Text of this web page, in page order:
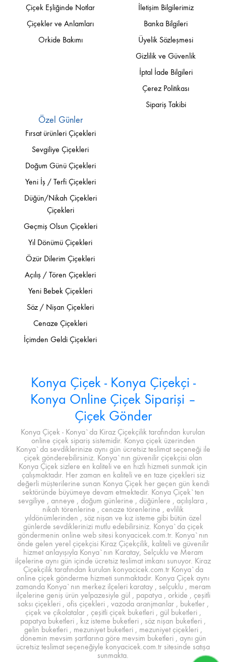
Çiçek Eşliğinde Notlar
Çiçekler ve Anlamları
Orkide Bakımı
İletişim Bilgilerimiz
Banka Bilgileri
Üyelik Sözleşmesi
Gizlilik ve Güvenlik
İptal İade Bilgileri
Çerez Politikası
Sipariş Takibi
Özel Günler
Fırsat ürünleri Çiçekleri
Sevgiliye Çiçekleri
Doğum Günü Çiçekleri
Yeni İş / Terfi Çiçekleri
Düğün/Nikah Çiçekleri
Çiçekleri
Geçmiş Olsun Çiçekleri
Yıl Dönümü Çiçekleri
Özür Dilerim Çiçekleri
Açılış / Tören Çiçekleri
Yeni Bebek Çiçekleri
Söz / Nişan Çiçekleri
Cenaze Çiçekleri
İçimden Geldi Çiçekleri
Konya Çiçek - Konya Çiçekçi -
Konya Online Çiçek Siparişi –
Çiçek Gönder
Konya Çiçek - Konya`da Kiraz Çiçekçilik tarafından kurulan
online çiçek sipariş sistemidir. Konya çiçek üzerinden
Konya`da sevdiklerinize aynı gün ücretsiz teslimat seçeneği ile
çiçek gönderebilirsiniz. Konya`nın güvenilir çiçekçisi olan
Konya Çiçek sizlere en kaliteli ve en hızlı hizmeti sunmak için
çalışmaktadır. Her zaman en kaliteli ve en taze çiçekleri siz
değerli müşterilerine sunan Konya Çiçek her geçen gün kendi
sektöründe büyümeye devam etmektedir. Konya Çiçek`ten
sevgiliye , anneye , doğum günlerine , düğünlere , açılışlara ,
nikah törenlerine , cenaze törenlerine , evlilik
yıldönümlerinden , söz nişan ve kız isteme gibi bütün özel
günlerde sevdiklerinizi mutlu edebilirsiniz. Konya`da çiçek
göndermenin online web sitesi konyacicek.com.tr. Konya`nın
önde gelen yerel çiçekçisi Kiraz Çiçekçilik, kaliteli ve güvenilir
hizmet anlayışıyla Konya`nın Karatay, Selçuklu ve Meram
ilçelerine aynı gün içinde ücretsiz teslimat imkanı sunuyor. Kiraz
Çiçekçilik tarafından kurulan konyacicek.com.tr Konya`da
online çiçek gönderme hizmeti sunmaktadır. Konya Çiçek aynı
zamanda Konya`nın merkez ilçeleri karatay , selçuklu , meram
ilçelerine geniş ürün yelpazesiyle gül , papatya , orkide , çeşitli
saksı çiçekleri , ofis çiçekleri , vazoda aranjmanlar , buketler ,
çiçek ve çikolatalar , çeşitli çiçek buketleri , gül buketleri ,
papatya buketleri , kız isteme buketleri , söz nişan buketleri ,
gelin buketleri , mezuniyet buketleri , mezuniyet çiçekleri ,
dönemin mevsim şartlarına göre mevsim buketleri , aynı gün
ücretsiz teslimat seçeneğiyle konyacicek.com.tr sitesinde satışa
sunmakta.